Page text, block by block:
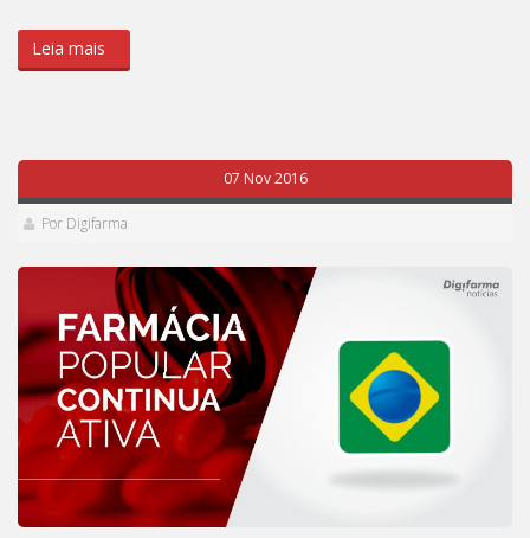
Leia mais
07 Nov 2016
Por Digifarma